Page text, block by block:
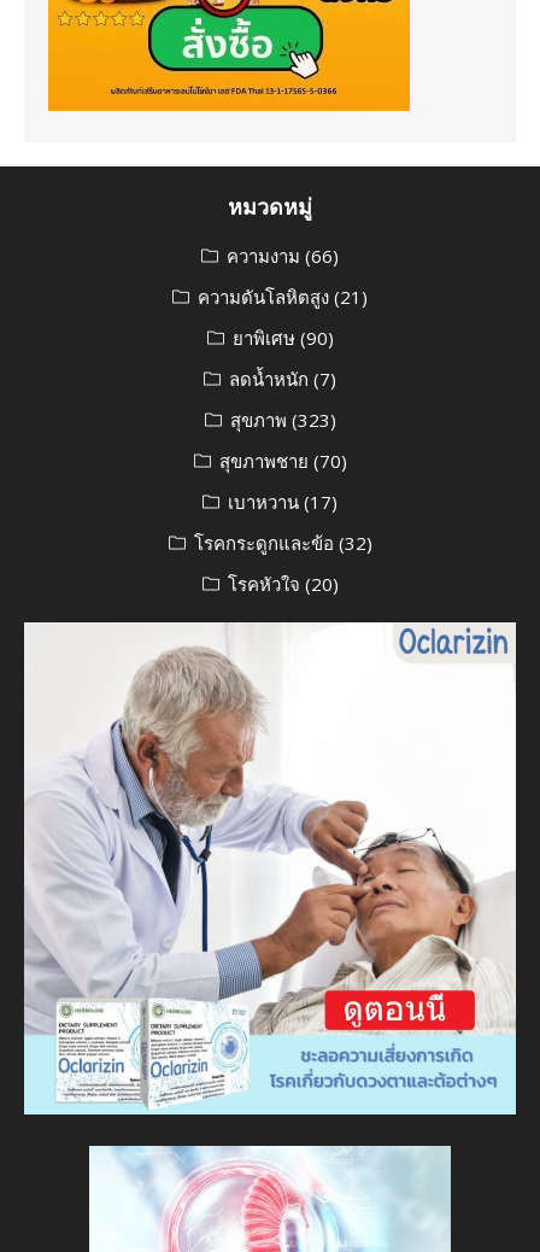
หมวดหมู่
ความงาม (66)
ความดันโลหิตสูง (21)
ยาพิเศษ(90)
ลดน้ำหนัก (7)
สุขภาพ (323)
สุขภาพชาย (70)
เบาหวาน (17)
โรคกระดูกและข้อ (32)
โรคหัวใจ (20)